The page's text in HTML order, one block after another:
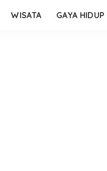
WISATA GAYA HIDUP